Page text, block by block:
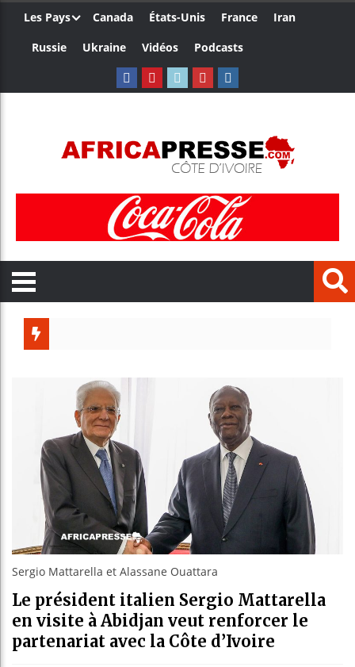
Les Pays Canada États-Unis France
Iran
Russie
Ukraine Vidéos Podcasts
Ceuta :
Sergio Mattarella et Alassane Ouattara
Le président italien Sergio Mattarella
en visite à Abidjan veut renforcer le
partenariat avec la Côte d’Ivoire